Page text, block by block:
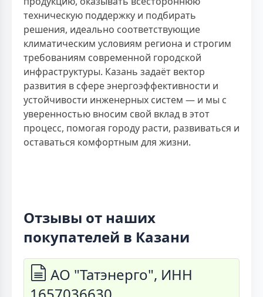
техническую поддержку и подбирать
решения, идеально соответствующие
климатическим условиям региона и строгим
требованиям современной городской
инфраструктуры. Казань задаёт вектор
развития в сфере энергоэффективности и
устойчивости инженерных систем — и мы с
уверенностью вносим свой вклад в этот
процесс, помогая городу расти, развиваться и
оставаться комфортным для жизни.
Отзывы от наших
покупателей в Казани
АО "Татэнерго", ИНН